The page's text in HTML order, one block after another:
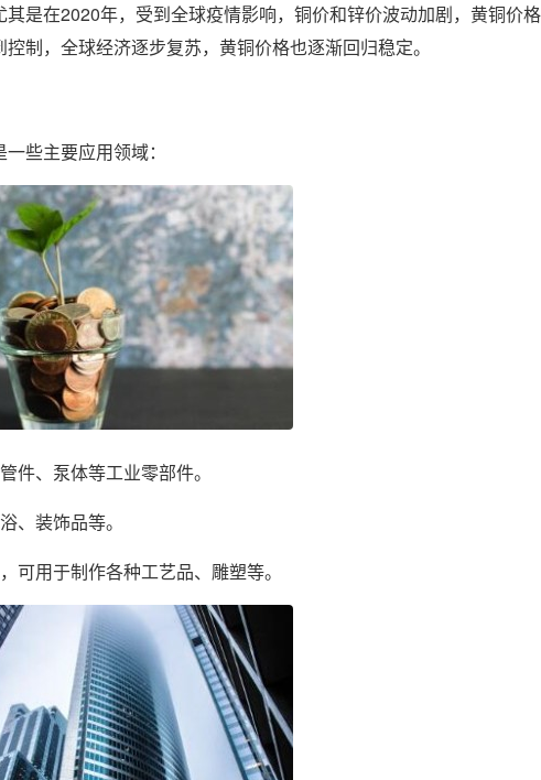
是在2020年，受到全球疫情影响，铜价和锌价波动加剧，黄铜价
制，全球经济逐步复苏，黄铜价格也逐渐回归稳定。
些主要应用领域：
件、泵体等工业零部件。
、装饰品等。
可用于制作各种工艺品、雕塑等。